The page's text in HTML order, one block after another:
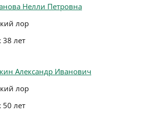
Нелли Петровна
лор
38 лет
Александр Иванович
лор
50 лет